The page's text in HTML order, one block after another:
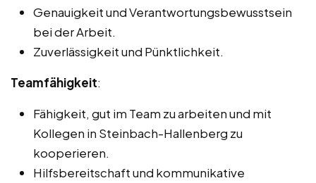
Genauigkeit und Verantwortungsbewusstsein
bei der Arbeit.
Zuverlässigkeit und Pünktlichkeit.
Teamfähigkeit:
Fähigkeit, gut im Team zu arbeiten und mit
Kollegen in Steinbach-Hallenberg zu
kooperieren.
Hilfsbereitschaft und kommunikative